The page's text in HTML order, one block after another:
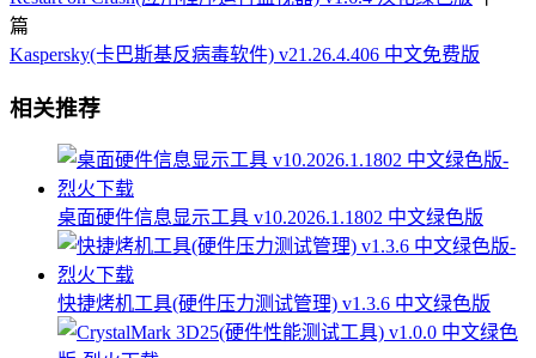
篇
Kaspersky(卡巴斯基反病毒软件) v21.26.4.406 中文免费版
相关推荐
桌面硬件信息显示工具 v10.2026.1.1802 中文绿色版
快捷烤机工具(硬件压力测试管理) v1.3.6 中文绿色版